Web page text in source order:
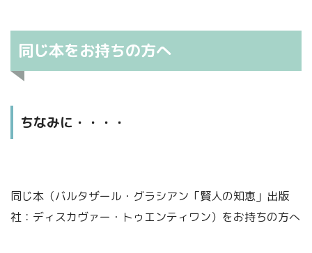
同じ本をお持ちの方へ
ちなみに・・・・
同じ本（バルタザール・グラシアン「賢人の知恵」出版
社：ディスカヴァー・トゥエンティワン）をお持ちの方へ